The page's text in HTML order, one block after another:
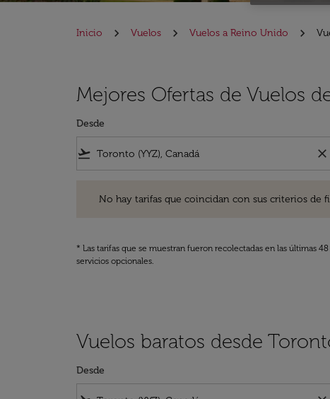
Inicio Vuelos Vuelos a Reino Unido
Mejores Ofertas de Vuelos
Desde
flight_takeoff close
No hay tarifas que coincidan con sus criterios de
* Las tarifas que se muestran fueron recolectadas en las últimas
servicios opcionales.
Vuelos baratos desde
Desde